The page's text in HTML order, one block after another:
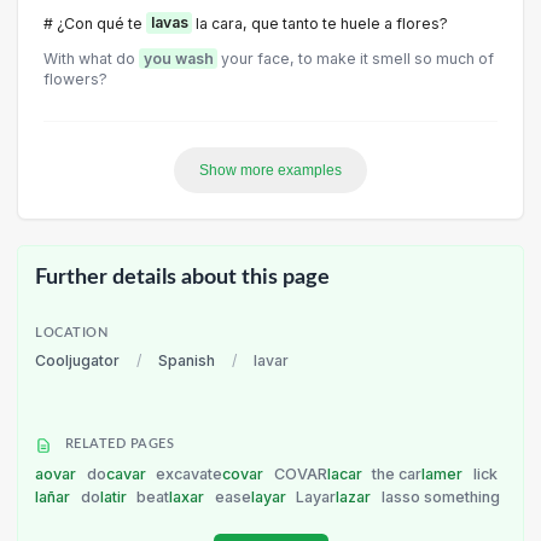
# ¿Con qué te lavas la cara, que tanto te huele a flores?
With what do you wash your face, to make it smell so much of
flowers?
Show more examples
Further details about this page
LOCATION
Cooljugator / Spanish / lavar
RELATED PAGES
aovar docavar excavatecovar COVARlacar the carlamer lick
lañar dolatir beatlaxar easelayar Layarlazar lasso something